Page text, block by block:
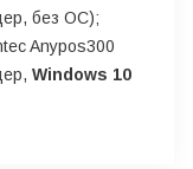
без ОС);
Anypos300
Windows 10